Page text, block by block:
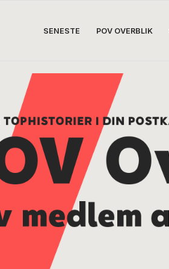
SENESTE POV OVERBLIK